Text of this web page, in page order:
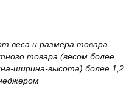
веса и размера товара.
товара (весом более
ширина-высота) более 1,2